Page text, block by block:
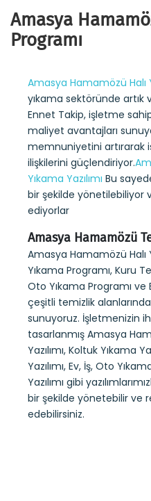
Amasya
Programı
Amasya Hamamözü Halı
yıkama sektöründe
Ennet Takip, işletme
maliyet avantajları
memnuniyetini artırarak
ilişkilerini güçlendiriyor.
Yıkama Yazılımı Bu
bir şekilde yönetilebiliyor
ediyorlar
Amasya Hamamözü
Amasya Hamamözü Halı
Yıkama Programı, Kuru
Oto Yıkama Programı ve
çeşitli temizlik
sunuyoruz. İşletmenizin
tasarlanmış Amasya
Yazılımı, Koltuk Yıkama
Yazılımı, Ev, İş, Oto
Yazılımı gibi
bir şekilde yönetebilir ve
edebilirsiniz.